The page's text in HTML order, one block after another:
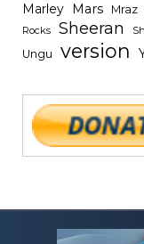
Marley Mars Mraz
Rocks Sheeran
Ungu version